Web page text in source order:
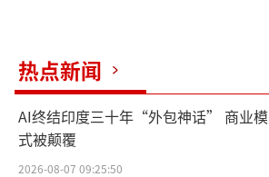
热点新闻
AI终结印度三十年“外包神话” 商业模
式被颠覆
2026-08-07 09:25:50